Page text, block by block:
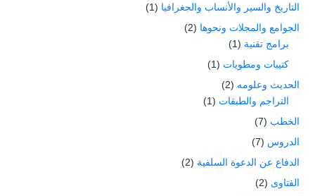
التاريخ والسير والأنساب والجغرافيا (1)
الجوامع والمجلات ونحوها (2)
برامج تقنية (1)
كتيبات ومطويات (1)
الحديث وعلومه (2)
التراجم والطبقات (1)
الخطب (7)
الدروس (7)
الدفاع عن الدعوة السلفية (2)
الفتاوى (2)